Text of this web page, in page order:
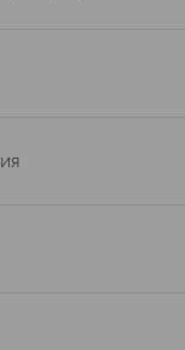
кончиков
SILICA,